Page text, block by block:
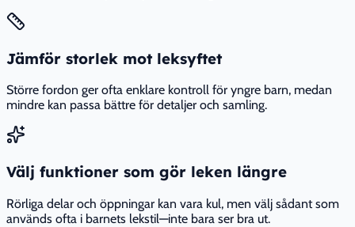
Jämför storlek mot leksyftet
Större fordon ger ofta enklare kontroll för yngre barn, medan
mindre kan passa bättre för detaljer och samling.
Välj funktioner som gör leken längre
Rörliga delar och öppningar kan vara kul, men välj sådant som
används ofta i barnets lekstil—inte bara ser bra ut.